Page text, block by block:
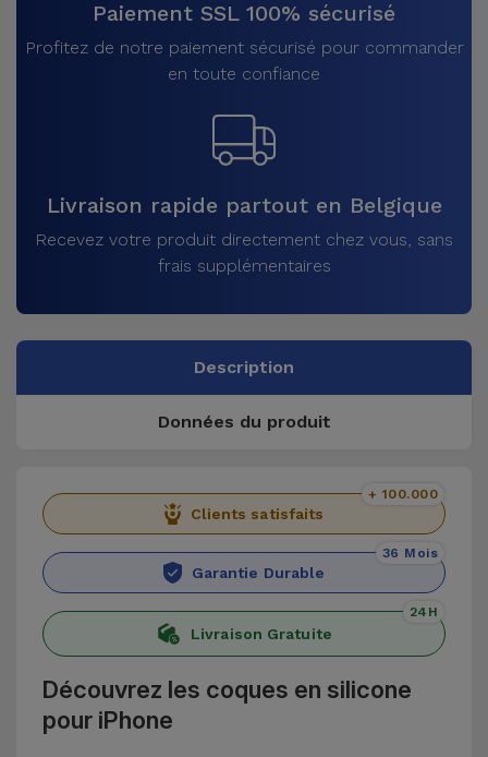
Paiement SSL 100% sécurisé
Profitez de notre paiement sécurisé pour commander
en toute confiance
Livraison rapide partout en Belgique
Recevez votre produit directement chez vous, sans
frais supplémentaires
Description
Données du produit
Clients satisfaits
+ 100.000
Garantie Durable
36 Mois
Livraison Gratuite
24H
Découvrez les coques en silicone
pour iPhone